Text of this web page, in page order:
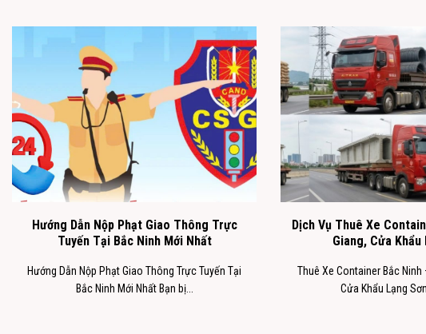
Hướng Dẫn Nộp Phạt Giao Thông Trực
Tuyến Tại Bắc Ninh Mới Nhất
Hướng Dẫn Nộp Phạt Giao Thông Trực Tuyến Tại
Bắc Ninh Mới Nhất Bạn bị...
Dịch Vụ Thuê Xe
Giang, Cửa Khẩu
Thuê Xe Container Bắc Ninh
Cửa Khẩu Lạng Sơn